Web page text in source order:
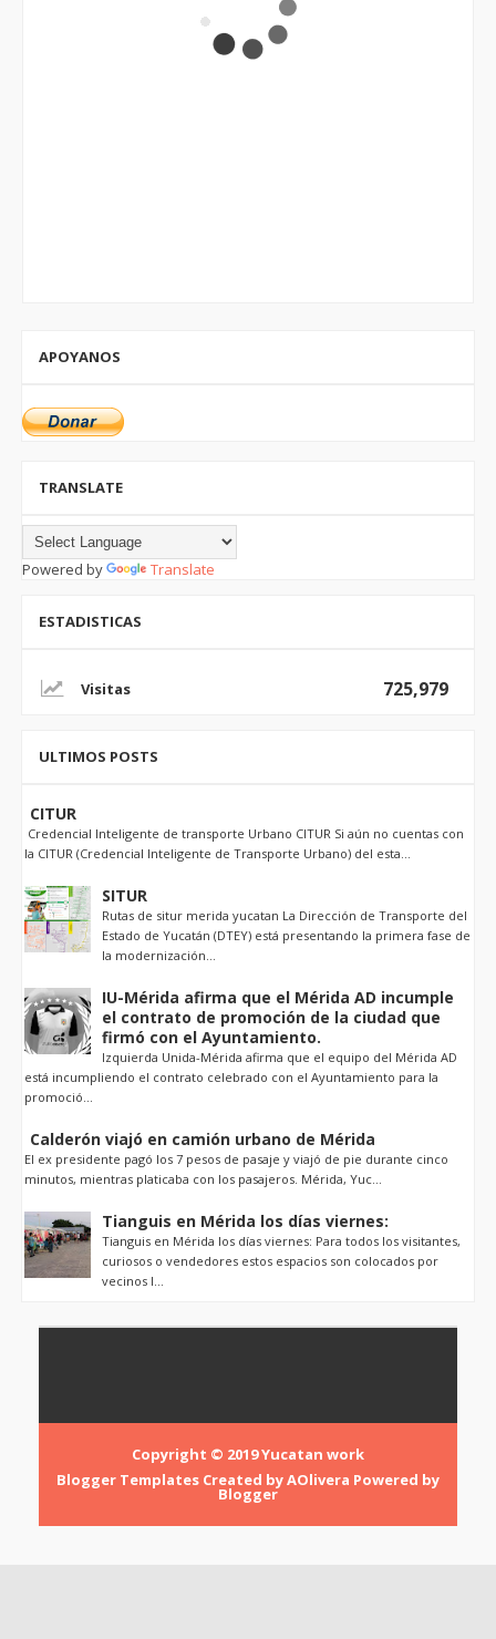
APOYANOS
TRANSLATE
Powered by Translate
ESTADISTICAS
725,979
ULTIMOS POSTS
CITUR
Credencial Inteligente de transporte Urbano CITUR Si aún no cuentas con
la CITUR (Credencial Inteligente de Transporte Urbano) del esta...
SITUR
Rutas de situr merida yucatan La Dirección de Transporte del
Estado de Yucatán (DTEY) está presentando la primera fase de
la modernización...
IU-Mérida afirma que el Mérida AD incumple
el contrato de promoción de la ciudad que
firmó con el Ayuntamiento.
Izquierda Unida-Mérida afirma que el equipo del Mérida AD
está incumpliendo el contrato celebrado con el Ayuntamiento para la
promoció...
Calderón viajó en camión urbano de Mérida
El ex presidente pagó los 7 pesos de pasaje y viajó de pie durante cinco
minutos, mientras platicaba con los pasajeros. Mérida, Yuc...
Tianguis en Mérida los días viernes:
Tianguis en Mérida los días viernes: Para todos los visitantes,
curiosos o vendedores estos espacios son colocados por
vecinos l...
Copyright © 2019Yucatan work
Blogger Templates Created byAOlivera Powered by
Blogger